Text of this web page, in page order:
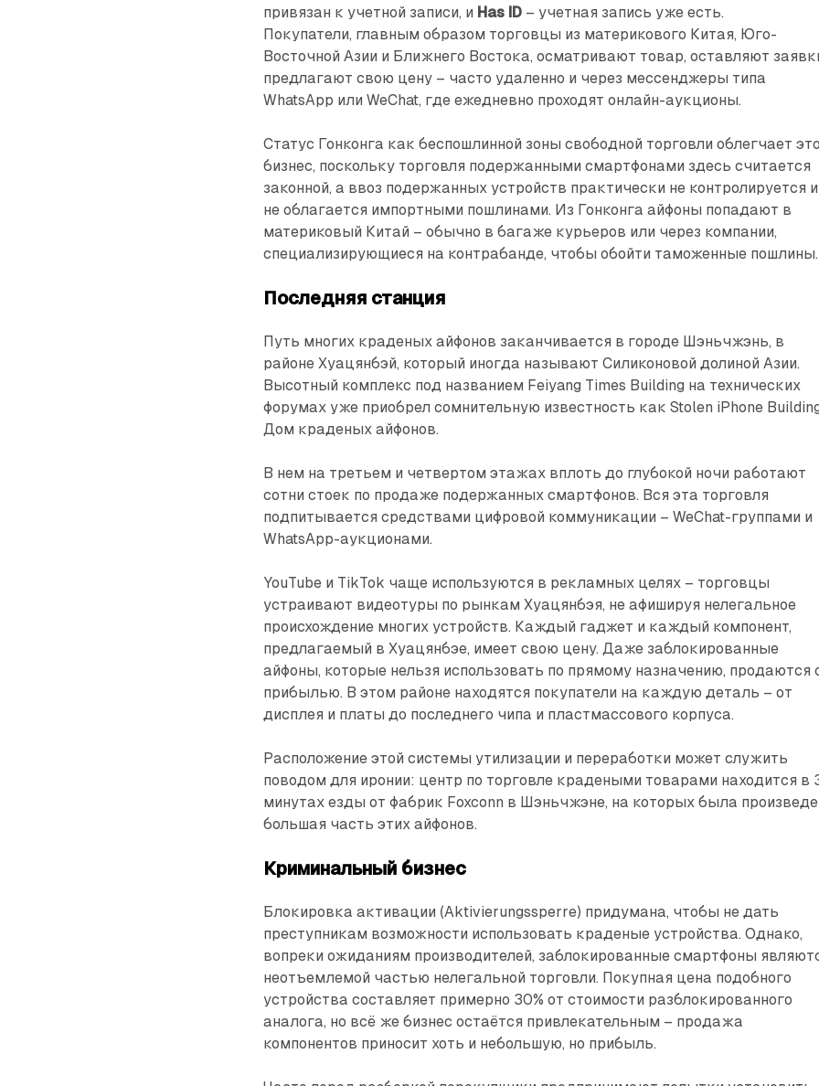
привязан к учетной записи, и Has ID – учетная запись уже есть.
Покупатели, главным образом торговцы из материкового Китая, Юго-
Восточной Азии и Ближнего Востока, осматривают товар, оставляют
предлагают свою цену – часто удаленно и через мессенджеры типа
WhatsApp или WeChat, где ежедневно проходят онлайн-аукционы.
Статус Гонконга как беспошлинной зоны свободной торговли облегчает
бизнес, поскольку торговля подержанными смартфонами здесь считается
законной, а ввоз подержанных устройств практически не контролируется и
не облагается импортными пошлинами. Из Гонконга айфоны попадают в
материковый Китай – обычно в багаже курьеров или через компании,
специализирующиеся на контрабанде, чтобы обойти таможенные пошлины.
Последняя станция
Путь многих краденых айфонов заканчивается в городе Шэньчжэнь, в
районе Хуацянбэй, который иногда называют Силиконовой долиной Азии.
Высотный комплекс под названием Feiyang Times Building на технических
форумах уже приобрел сомнительную известность как Stolen iPhone
Дом краденых айфонов.
В нем на третьем и четвертом этажах вплоть до глубокой ночи работают
сотни стоек по продаже подержанных смартфонов. Вся эта торговля
подпитывается средствами цифровой коммуникации – WeChat-группами и
WhatsApp-аукционами.
YouTube и TikTok чаще используются в рекламных целях – торговцы
устраивают видеотуры по рынкам Хуацянбэя, не афишируя нелегальное
происхождение многих устройств. Каждый гаджет и каждый компонент,
предлагаемый в Хуацянбэе, имеет свою цену. Даже заблокированные
айфоны, которые нельзя использовать по прямому назначению, продаются
прибылью. В этом районе находятся покупатели на каждую деталь – от
дисплея и платы до последнего чипа и пластмассового корпуса.
Расположение этой системы утилизации и переработки может служить
поводом для иронии: центр по торговле крадеными товарами находится в
минутах езды от фабрик Foxconn в Шэньчжэне, на которых была
большая часть этих айфонов.
Криминальный бизнес
Блокировка активации (Aktivierungssperre) придумана, чтобы не дать
преступникам возможности использовать краденые устройства. Однако,
вопреки ожиданиям производителей, заблокированные смартфоны
неотъемлемой частью нелегальной торговли. Покупная цена подобного
устройства составляет примерно 30% от стоимости разблокированного
аналога, но всё же бизнес остаётся привлекательным – продажа
компонентов приносит хоть и небольшую, но прибыль.